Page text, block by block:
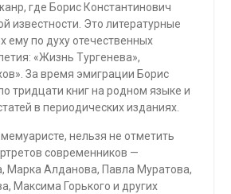
где Борис Константинович
известности. Это литературные
ему по духу отечественных
«Жизнь Тургенева»,
За время эмиграции Борис
тридцати книг на родном языке и
в периодических изданиях.
нельзя не отметить
современников —
Марка Алданова, Павла Муратова,
Максима Горького и других